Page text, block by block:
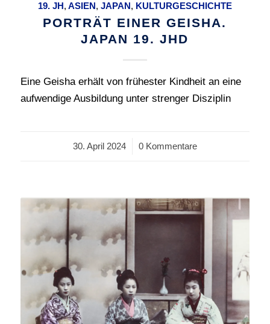
19. JH,ASIEN, JAPAN, KULTURGESCHICHTE
PORTRÄT EINER GEISHA.
JAPAN 19. JHD
Eine Geisha erhält von frühester Kindheit an eine
aufwendige Ausbildung unter strenger Disziplin
30. April 2024
/ 0 Kommentare